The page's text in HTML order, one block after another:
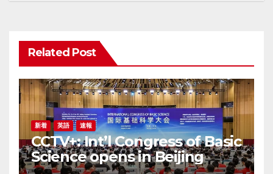
ー
シ
ョ
ン
Related Post
新着 英語 速報
CCTV+: Int’l Congress of Basic
Science opens in Beijing